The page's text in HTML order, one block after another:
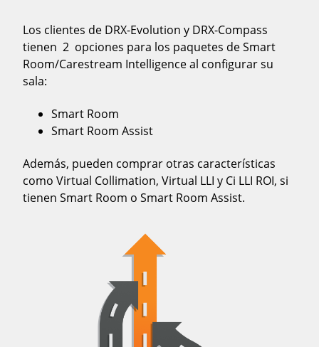
Los clientes de DRX-Evolution y DRX-Compass
tienen 2 opciones para los paquetes de Smart
Room/Carestream Intelligence al configurar su
sala:
Smart Room
Smart Room Assist
Además, pueden comprar otras características
como Virtual Collimation, Virtual LLI y Ci LLI ROI, si
tienen Smart Room o Smart Room Assist.